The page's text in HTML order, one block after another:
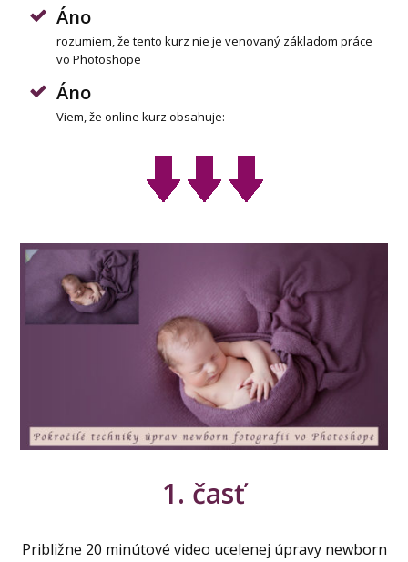
Áno
rozumiem, že tento kurz nie je venovaný základom práce
vo Photoshope
Áno
Viem, že online kurz obsahuje:
1. časť
Približne 20 minútové video ucelenej úpravy newborn